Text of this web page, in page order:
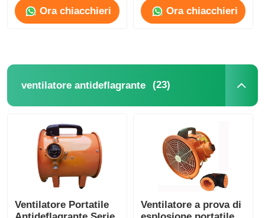
Ora chiacchieri Ora chiacchieri
ventilatore antideflagrante (23)
Ventilatore Portatile
Ventilatore a prova di